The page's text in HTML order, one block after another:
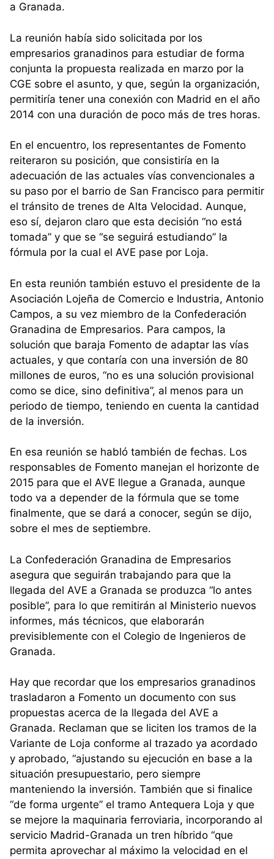
a Granada.
La reunión había sido solicitada por los
empresarios granadinos para estudiar de forma
conjunta la propuesta realizada en marzo por la
CGE sobre el asunto, y que, según la organización,
permitiría tener una conexión con Madrid en el año
2014 con una duración de poco más de tres horas.
En el encuentro, los representantes de Fomento
reiteraron su posición, que consistiría en la
adecuación de las actuales vías convencionales a
su paso por el barrio de San Francisco para permitir
el tránsito de trenes de Alta Velocidad. Aunque,
eso sí, dejaron claro que esta decisión “no está
tomada” y que se “se seguirá estudiando” la
fórmula por la cual el AVE pase por Loja.
En esta reunión también estuvo el presidente de la
Asociación Lojeña de Comercio e Industria, Antonio
Campos, a su vez miembro de la Confederación
Granadina de Empresarios. Para campos, la
solución que baraja Fomento de adaptar las vías
actuales, y que contaría con una inversión de 80
millones de euros, “no es una solución provisional
como se dice, sino definitiva”, al menos para un
periodo de tiempo, teniendo en cuenta la cantidad
de la inversión.
En esa reunión se habló también de fechas. Los
responsables de Fomento manejan el horizonte de
2015 para que el AVE llegue a Granada, aunque
todo va a depender de la fórmula que se tome
finalmente, que se dará a conocer, según se dijo,
sobre el mes de septiembre.
La Confederación Granadina de Empresarios
asegura que seguirán trabajando para que la
llegada del AVE a Granada se produzca “lo antes
posible”, para lo que remitirán al Ministerio nuevos
informes, más técnicos, que elaborarán
previsiblemente con el Colegio de Ingenieros de
Granada.
Hay que recordar que los empresarios granadinos
trasladaron a Fomento un documento con sus
propuestas acerca de la llegada del AVE a
Granada. Reclaman que se liciten los tramos de la
Variante de Loja conforme al trazado ya acordado
y aprobado, “ajustando su ejecución en base a la
situación presupuestario, pero siempre
manteniendo la inversión. También que si finalice
“de forma urgente” el tramo Antequera Loja y que
se mejore la maquinaria ferroviaria, incorporando al
servicio Madrid-Granada un tren híbrido “que
permita aprovechar al máximo la velocidad en el